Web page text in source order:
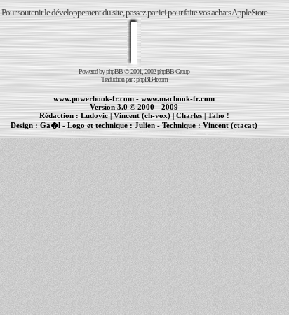
Pour soutenir le développement du site, passez par ici pour faire vos achats AppleStore
Powered byphpBB© 2001, 2002 phpBB Group
Traduction par :phpBB-fr.com
www.powerbook-fr.com - www.macbook-fr.com
Version 3.0 © 2000 - 2009
Rédaction : Ludovic|Vincent (ch-vox)| Charles|Taho !
Design :Ga�l - Logo et technique : Julien - Technique :Vincent (ctacat)
| | cr�ation de sites Internet